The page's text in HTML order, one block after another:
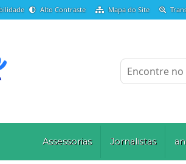
Alto Contraste Mapa do Site
Encontre no
Assessorias Jornalistas